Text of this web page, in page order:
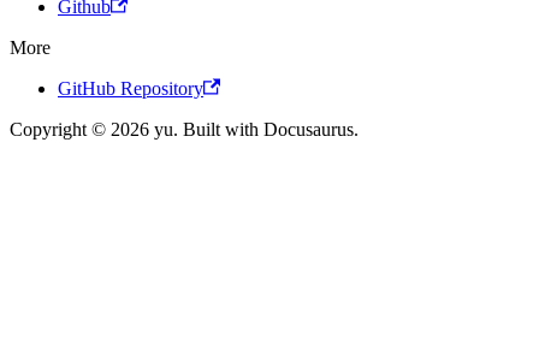
Github
More
GitHub Repository
Copyright © 2026 yu. Built with Docusaurus.